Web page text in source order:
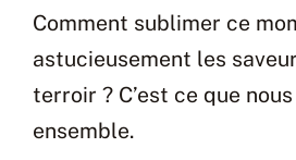
Comment sublimer ce
astucieusement les
terroir ? C’est ce que
ensemble.